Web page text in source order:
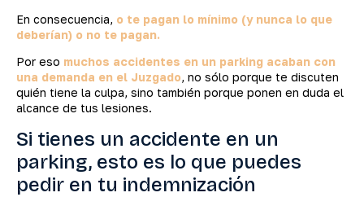
En consecuencia, o te pagan lo mínimo (y nunca lo que
deberían) o no te pagan.
Por eso muchos accidentes en un parking acaban con
una demanda en el Juzgado, no sólo porque te discuten
quién tiene la culpa, sino también porque ponen en duda el
alcance de tus lesiones.
Si tienes un accidente en un
parking, esto es lo que puedes
pedir en tu indemnización